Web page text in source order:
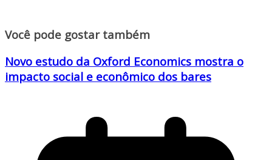
Você pode gostar também
Novo estudo da Oxford Economics mostra o
impacto social e econômico dos bares